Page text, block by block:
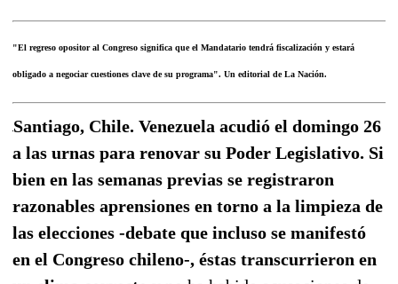
"El regreso opositor al Congreso significa que el Mandatario tendrá fiscalización y estará
obligado a negociar cuestiones clave de su programa". Un editorial de La Nación.
Santiago, Chile. Venezuela acudió el domingo 26
a las urnas para renovar su Poder Legislativo. Si
bien en las semanas previas se registraron
razonables aprensiones en torno a la limpieza de
las elecciones -debate que incluso se manifestó
en el Congreso chileno-, éstas transcurrieron en